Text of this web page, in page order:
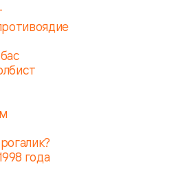
года